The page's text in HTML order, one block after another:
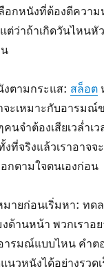
ลือกหนังที่ต้องตีควา
แต่ว่าถ้าเกิดวันไหน
งตามกระแส: สล็อต
ะเหมาะกับอารมณ์
นจำต้องเสียเวล่ำเ
ที่จริงแล้วเราอาจ
กตามใจตนเองก่อน
มายก่อนเริ่มหา: ทด
ด้านหน้า พวกเราอ
ารมณ์แบบไหน คำต
นวหนังได้อย่างรวด